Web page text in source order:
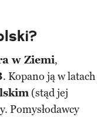
w Ziemi,
. Kopano ją w latach
(stąd jej
Pomysłodawcy